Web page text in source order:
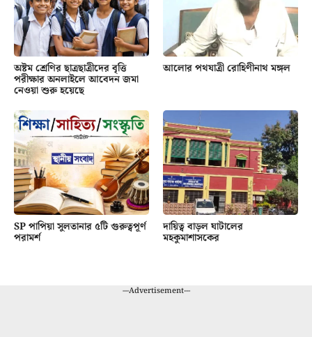
অষ্টম শ্রেণির ছাত্রছাত্রীদের বৃত্তি
পরীক্ষার অনলাইলে আবেদন জমা
নেওয়া শুরু হয়েছে
আলোর পথযাত্রী রোহিণীনাথ মঙ্গল
SP পাপিয়া সুলতানার ৫টি গুরুত্বপূর্ণ
পরামর্শ
দায়িত্ব বাড়ল ঘাটালের
মহকুমাশাসকের
---Advertisement---